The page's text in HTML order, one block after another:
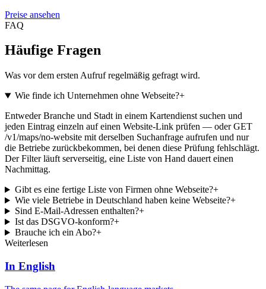
Preise ansehen
FAQ
Häufige Fragen
Was vor dem ersten Aufruf regelmäßig gefragt wird.
Wie finde ich Unternehmen ohne Webseite?+
Entweder Branche und Stadt in einem Kartendienst suchen und
jeden Eintrag einzeln auf einen Website-Link prüfen — oder GET
/v1/maps/no-website mit derselben Suchanfrage aufrufen und nur
die Betriebe zurückbekommen, bei denen diese Prüfung fehlschlägt.
Der Filter läuft serverseitig, eine Liste von Hand dauert einen
Nachmittag.
Gibt es eine fertige Liste von Firmen ohne Webseite?+
Wie viele Betriebe in Deutschland haben keine Webseite?+
Sind E-Mail-Adressen enthalten?+
Ist das DSGVO-konform?+
Brauche ich ein Abo?+
Weiterlesen
In English